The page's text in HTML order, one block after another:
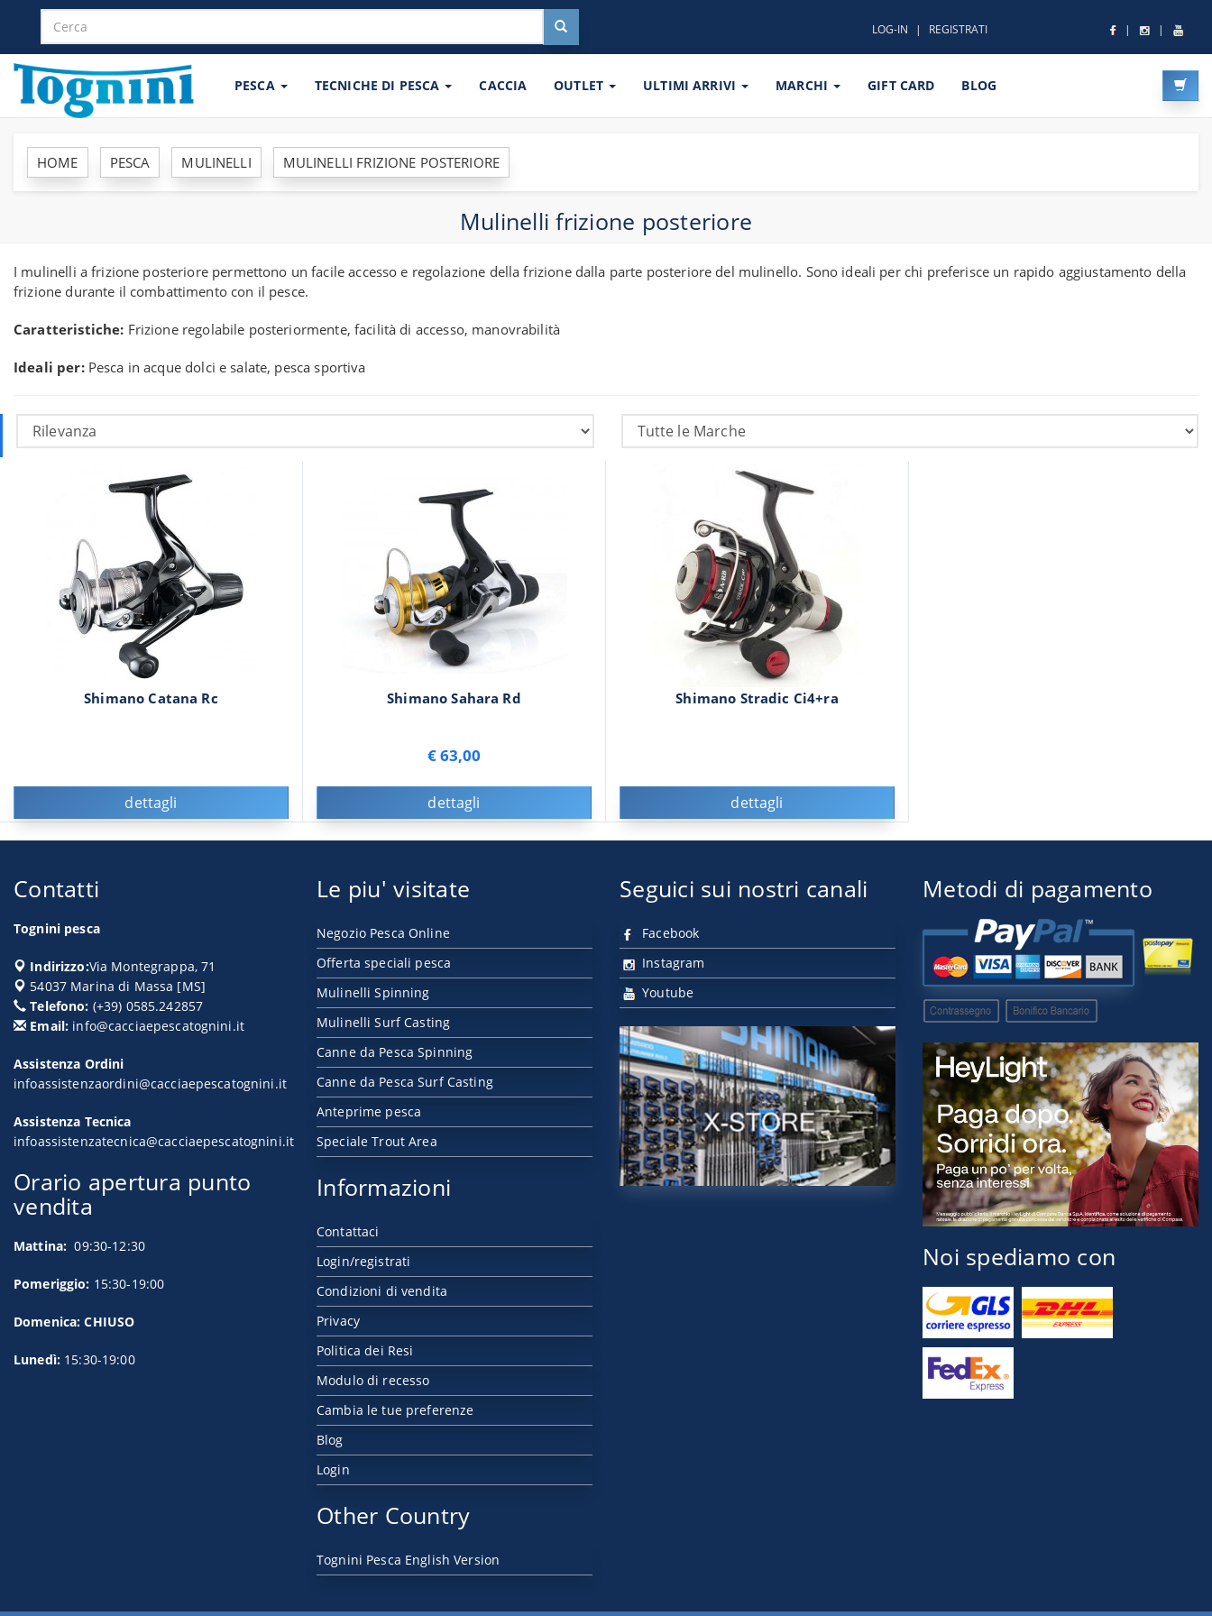
LOG-IN REGISTRATI
PESCA TECNICHE DI PESCA CACCIA OUTLET ULTIMI ARRIVI MARCHI GIFT CARD BLOG
HOME PESCA MULINELLI MULINELLI FRIZIONE POSTERIORE
Mulinelli frizione posteriore
I mulinelli a frizione posteriore permettono un facile accesso e regolazione della frizione dalla parte posteriore del mulinello. Sono ideali per chi preferisce un rapido aggiustamento della
frizione durante il combattimento con il pesce.
Caratteristiche: Frizione regolabile posteriormente, facilità di accesso, manovrabilità
Ideali per:Pesca in acque dolci e salate, pesca sportiva
Shimano Catana Rc
dettagli
Shimano Sahara Rd
€ 63,00
dettagli
Shimano Stradic Ci4+ra
dettagli
Contatti
Tognini pesca
Indirizzo:Via Montegrappa, 71
54037 Marina di Massa [MS]
Telefono: (+39) 0585.242857
Email: info@cacciaepescatognini.it
Assistenza Ordini
infoassistenzaordini@cacciaepescatognini.it
Assistenza Tecnica
infoassistenzatecnica@cacciaepescatognini.it
Orario apertura punto
vendita
Mattina: 09:30-12:30
Pomeriggio: 15:30-19:00
Domenica: CHIUSO
Lunedì: 15:30-19:00
Le piu' visitate
Negozio Pesca Online
Offerta speciali pesca
Mulinelli Spinning
Mulinelli Surf Casting
Canne da Pesca Spinning
Canne da Pesca Surf Casting
Anteprime pesca
Speciale Trout Area
Informazioni
Contattaci
Login/registrati
Condizioni di vendita
Privacy
Politica dei Resi
Modulo di recesso
Cambia le tue preferenze
Blog
Login
Other Country
Tognini Pesca English Version
Seguici sui nostri canali
Facebook
Instagram
Youtube
Metodi di pagamento
Noi spediamo con